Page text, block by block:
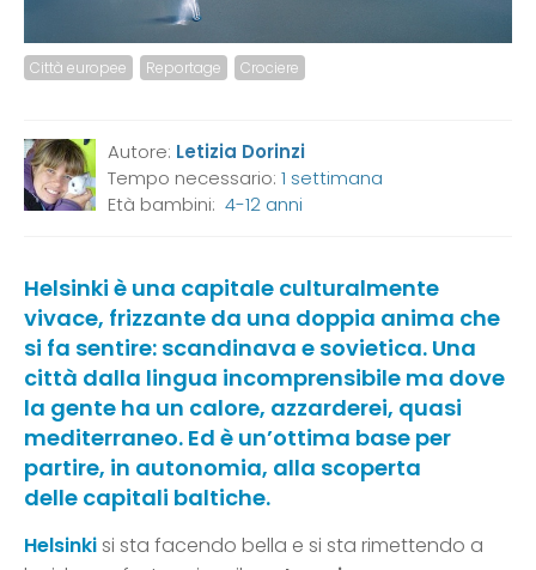
Città europee Reportage Crociere
Autore: Letizia Dorinzi
Tempo necessario: 1 settimana
Età bambini: 4-12 anni
Helsinki è una capitale culturalmente
vivace, frizzante da una doppia anima che
si fa sentire: scandinava e sovietica. Una
città dalla lingua incomprensibile ma dove
la gente ha un calore, azzarderei, quasi
mediterraneo. Ed è un’ottima base per
partire, in autonomia, alla scoperta
delle capitali baltiche.
Helsinkisi sta facendo bella e si sta rimettendo a